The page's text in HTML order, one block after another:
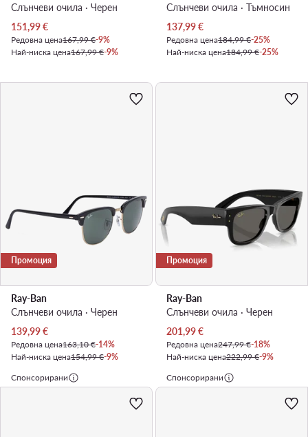
Слънчеви очила · Черен
Актуална цена
151,99€
Редовна цена167,99 €-9%
Най-ниска цена167,99 €-9%
Слънчеви очила · Тъмносин
Актуална цена
137,99€
Редовна цена184,99 €-25%
Най-ниска цена184,99 €-25%
Промоция
Ray-Ban
Слънчеви очила · Черен
Актуална цена
139,99€
Редовна цена163,10 €-14%
Най-ниска цена154,99 €-9%
Промоция
Ray-Ban
Слънчеви очила · Черен
Актуална цена
201,99€
Редовна цена247,99 €-18%
Най-ниска цена222,99 €-9%
Спонсорирани
Спонсорирани